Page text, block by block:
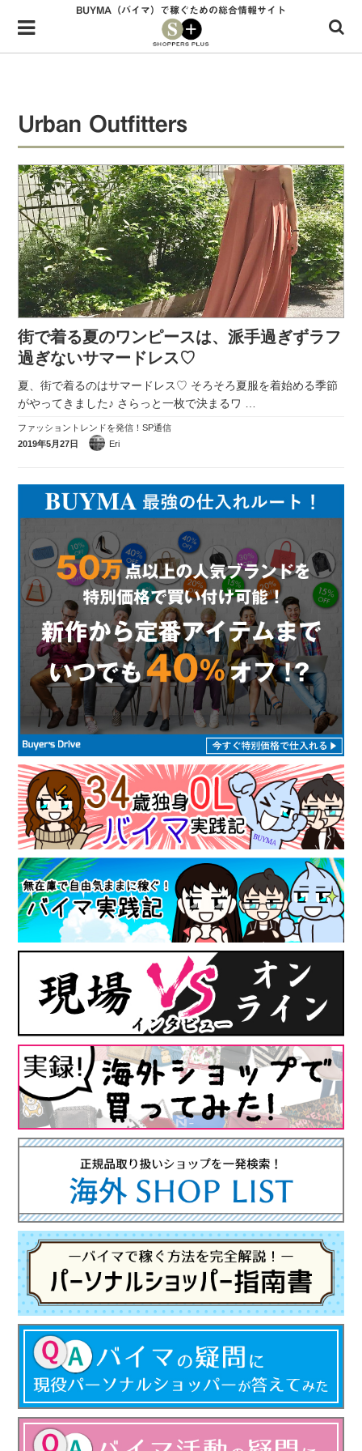
Menu
HOME
34歳独身OLバイマ実践記
ファッショントレンドを発信！SP通信
BUYMAで人気のブランド
BUYMAの売れ筋商品
バイマの疑問に現役パーソナルショッパーが答えてみた
バイマ活動の疑問に売れっ子現役バイヤーが答えてみた
海外SHOP LIST
パーソナルショッパー指南書
BUYMA（バイマ）で稼ぐための総合情報サイト
Urban Outfitters
街で着る夏のワンピースは、派手過ぎずラフ
過ぎないサマードレス♡
夏、街で着るのはサマードレス♡ そろそろ夏服を着始める季節
がやってきました♪ さらっと一枚で決まるワ …
ファッショントレンドを発信！SP通信
2019年5月27日
Eri